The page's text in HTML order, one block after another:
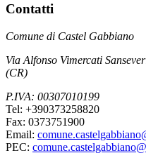
Contatti
Comune di Castel Gabbiano
Via Alfonso Vimercati
(CR)
P.IVA: 00307010199
Tel: +390373258820
Fax: 0373751900
Email:
PEC: